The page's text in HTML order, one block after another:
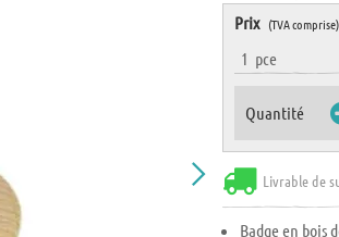
Prix (TVA comprise)
1 pce
Quantité
Livrable de
Badge en bois